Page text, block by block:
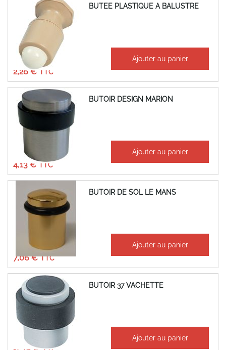
BUTEE PLASTIQUE A BALUSTRE
À partir de
2,26 €
1,88 € Ajouter au panier
BUTOIR DESIGN MARION
À partir de
4,13 €
3,44 € Ajouter au panier
BUTOIR DE SOL LE MANS
7,06 €
5,88 € Ajouter au panier
BUTOIR 37 VACHETTE
À partir de
13,17 € Ajouter au panier